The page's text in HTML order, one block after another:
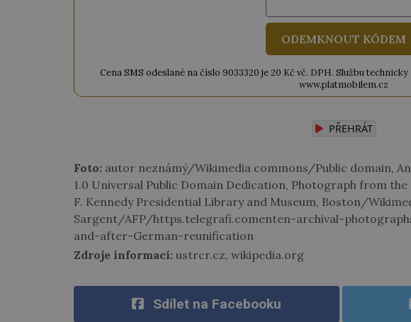
ODEMKNOUT KÓDEM
Cena SMS odeslané na číslo 9033320 je 20 Kč vč. DPH. Službu
www.platmobilem.cz
PŘEHRÁT
Foto: autor neznámý/Wikimedia commons/Public domain,
1.0 Universal Public Domain Dedication, Photograph from
F. Kennedy Presidential Library and Museum, Boston/
Sargent/AFP/https.telegrafi.comenten-archival-
and-after-German-reunification
Zdroje informací: ustrcr.cz, wikipedia.org
Sdílet na Facebooku